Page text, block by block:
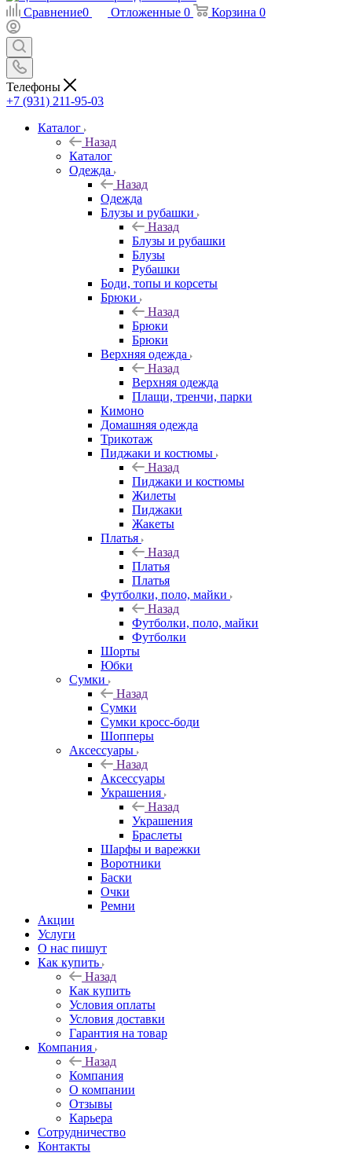
Сравнение0 Отложенные 0 Корзина 0
Телефоны
+7 (931) 211-95-03
Каталог
Назад
Каталог
Одежда
Назад
Одежда
Блузы и рубашки
Назад
Блузы и рубашки
Блузы
Рубашки
Боди, топы и корсеты
Брюки
Назад
Брюки
Брюки
Верхняя одежда
Назад
Верхняя одежда
Плащи, тренчи, парки
Кимоно
Домашняя одежда
Трикотаж
Пиджаки и костюмы
Назад
Пиджаки и костюмы
Жилеты
Пиджаки
Жакеты
Платья
Назад
Платья
Платья
Футболки, поло, майки
Назад
Футболки, поло, майки
Футболки
Шорты
Юбки
Сумки
Назад
Сумки
Сумки кросс-боди
Шопперы
Аксессуары
Назад
Аксессуары
Украшения
Назад
Украшения
Браслеты
Шарфы и варежки
Воротники
Баски
Очки
Ремни
Акции
Услуги
О нас пишут
Как купить
Назад
Как купить
Условия оплаты
Условия доставки
Гарантия на товар
Компания
Назад
Компания
О компании
Отзывы
Карьера
Сотрудничество
Контакты